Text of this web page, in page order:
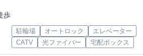
歩
駐輪場 オートロック
エレベーター
CATV
光ファイバー 宅配ボックス